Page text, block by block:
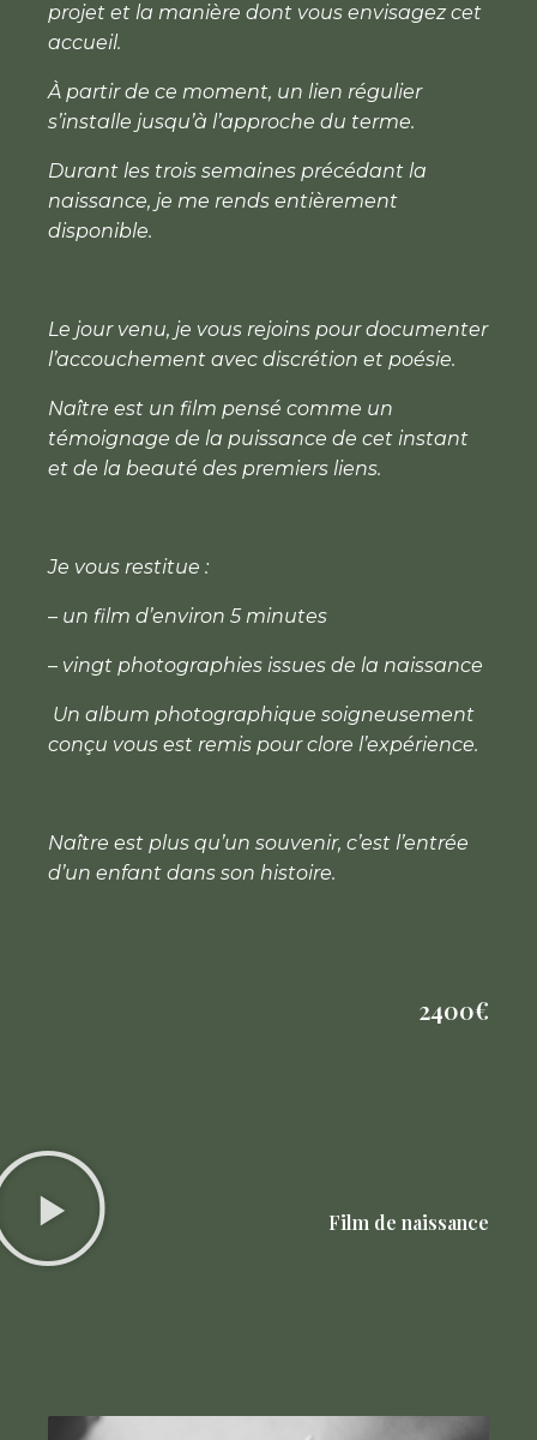
projet et la manière dont vous envisagez cet
accueil.
À partir de ce moment, un lien régulier
s’installe jusqu’à l’approche du terme.
Durant les trois semaines précédant la
naissance, je me rends entièrement
disponible.
Le jour venu, je vous rejoins pour documenter
l’accouchement avec discrétion et poésie.
Naître est un film pensé comme un
témoignage de la puissance de cet instant
et de la beauté des premiers liens.
Je vous restitue :
– un film d’environ 5 minutes
– vingt photographies issues de la naissance
Un album photographique soigneusement
conçu vous est remis pour clore l’expérience.
Naître est plus qu’un souvenir, c’est l’entrée
d’un enfant dans son histoire.
2400€
Film de naissance